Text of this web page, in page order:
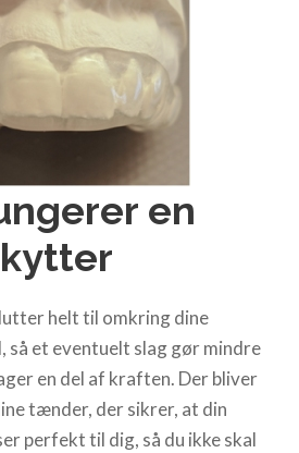
en
helt til omkring dine
et eventuelt slag gør mindre
en del af kraften. Der bliver
tænder, der sikrer, at din
perfekt til dig, så du ikke skal